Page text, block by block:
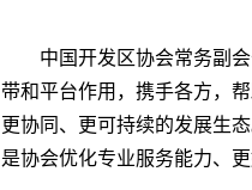
中国开发区协会常务副
带和平台作用，携手各方，
更协同、更可持续的发展生
是协会优化专业服务能力、